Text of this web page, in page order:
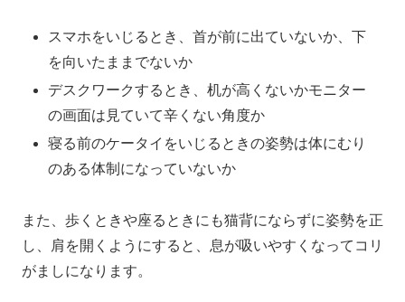
スマホをいじるとき、首が前に出ていないか、下
を向いたままでないか
デスクワークするとき、机が高くないかモニター
の画面は見ていて辛くない角度か
寝る前のケータイをいじるときの姿勢は体にむり
のある体制になっていないか
また、歩くときや座るときにも猫背にならずに姿勢を正
し、肩を開くようにすると、息が吸いやすくなってコリ
がましになります。